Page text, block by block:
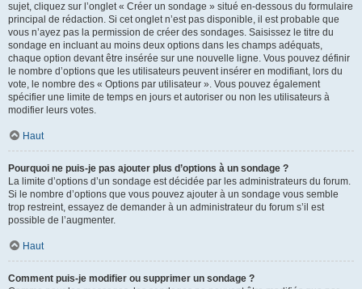
sujet, cliquez sur l’onglet « Créer un sondage » situé en-dessous du formulaire
principal de rédaction. Si cet onglet n’est pas disponible, il est probable que
vous n’ayez pas la permission de créer des sondages. Saisissez le titre du
sondage en incluant au moins deux options dans les champs adéquats,
chaque option devant être insérée sur une nouvelle ligne. Vous pouvez définir
le nombre d’options que les utilisateurs peuvent insérer en modifiant, lors du
vote, le nombre des « Options par utilisateur ». Vous pouvez également
spécifier une limite de temps en jours et autoriser ou non les utilisateurs à
modifier leurs votes.
Haut
Pourquoi ne puis-je pas ajouter plus d’options à un sondage ?
La limite d’options d’un sondage est décidée par les administrateurs du forum.
Si le nombre d’options que vous pouvez ajouter à un sondage vous semble
trop restreint, essayez de demander à un administrateur du forum s’il est
possible de l’augmenter.
Haut
Comment puis-je modifier ou supprimer un sondage ?